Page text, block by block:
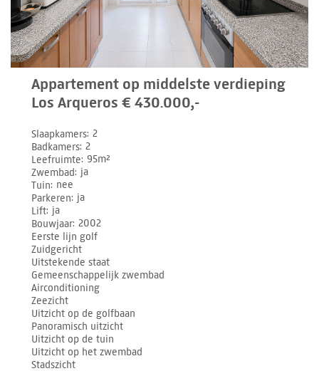
Appartement op middelste verdieping
Los Arqueros € 430.000,-
Slaapkamers 2
Badkamers 2
Leefruimte 95m²
Zwembad ja
Tuin nee
Parkeren ja
Lift ja
Bouwjaar 2002
Eerste lijn golf
Zuidgericht
Uitstekende staat
Gemeenschappelijk zwembad
Airconditioning
Zeezicht
Uitzicht op de golfbaan
Panoramisch uitzicht
Uitzicht op de tuin
Uitzicht op het zwembad
Stadszicht